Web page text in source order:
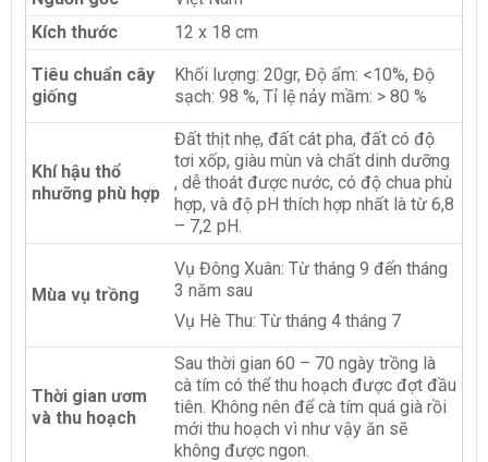
Kích thước
12 x 18 cm
Tiêu chuẩn cây
giống
Khối lượng: 20gr, Độ ẩm: <10%, Độ
sạch: 98 %, Tỉ lệ nảy mầm: > 80 %
Khí hậu thổ
nhưỡng phù hợp
Đất thịt nhẹ, đất cát pha, đất có độ
tơi xốp, giàu mùn và chất dinh dưỡng
, dễ thoát được nước, có độ chua phù
hợp, và độ pH thích hợp nhất là từ 6,8
– 7,2 pH.
Mùa vụ trồng
Vụ Đông Xuân: Từ tháng 9 đến tháng
3 năm sau
Vụ Hè Thu: Từ tháng 4 tháng 7
Thời gian ươm
và thu hoạch
Sau thời gian 60 – 70 ngày trồng là
cà tím có thể thu hoạch được đợt đầu
tiên. Không nên để cà tím quá già rồi
mới thu hoạch vì như vậy ăn sẽ
không được ngon.